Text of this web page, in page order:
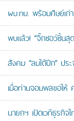
ผบ.ทบ. พร้อมศิษย์เก่
พบแล้ว! “จิ๊กซอว์ชิ้นสุ
สังคม “ลมใต้ปีก” ป
เมื่อท่านจอมพลขอให้
นายกฯ เปิดเวทีธุรกิ